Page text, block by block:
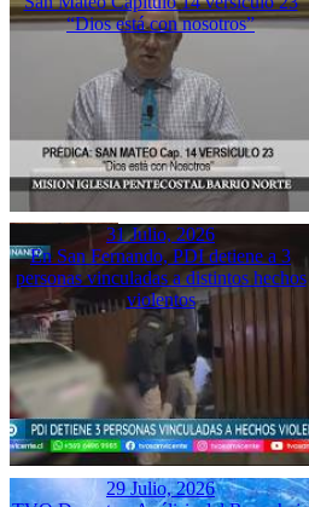
“Dios está con nosotros”
31 Julio, 2026
En San Fernando, PDI detiene a 3
personas vinculadas a distintos hechos
violentos
29 Julio, 2026